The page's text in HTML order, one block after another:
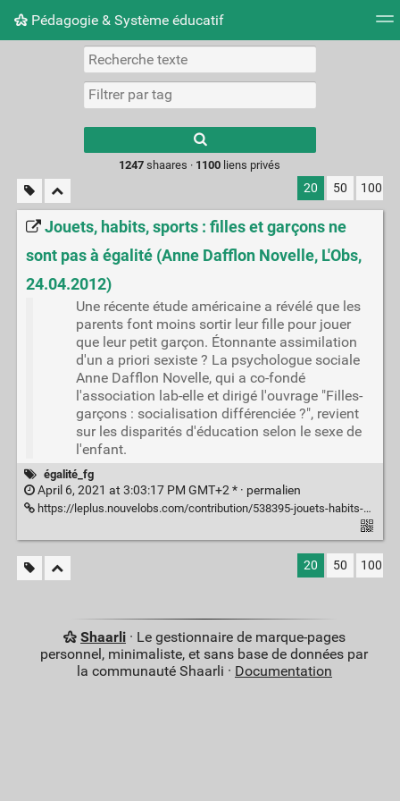
Pédagogie & Système éducatif
Nuage de tags Mur d'images
results.
1247 shaares · 1100 liens privés
20 50 100
Jouets, habits, sports : filles et garçons ne
sont pas à égalité (Anne Dafflon Novelle, L'Obs,
24.04.2012)
Une récente étude américaine a révélé que les
parents font moins sortir leur fille pour jouer
que leur petit garçon. Étonnante assimilation
d'un a priori sexiste ? La psychologue sociale
Anne Dafflon Novelle, qui a co-fondé
l'association lab-elle et dirigé l'ouvrage "Filles-
garçons : socialisation différenciée ?", revient
sur les disparités d'éducation selon le sexe de
l'enfant.
égalité_fg
April 6, 2021 at 3:03:17 PM GMT+2 * · permalien
https://leplus.nouvelobs.com/contribution/538395-jouets-habits-sports-filles-et-garcons-ne-sont-pas-a-egalite.html
20 50 100
Shaarli· Le gestionnaire de marque-pages
personnel, minimaliste, et sans base de données par
la communauté Shaarli · Documentation